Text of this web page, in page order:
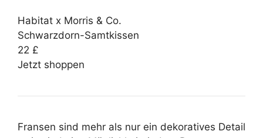
Habitat x Morris & Co.
Schwarzdorn-Samtkissen
22 £
Jetzt shoppen
Fransen sind mehr als nur ein dekoratives Detail